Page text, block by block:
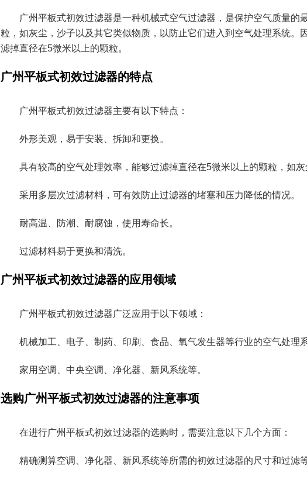
广州平板式初效过滤器是一种机械式空气过滤器，是保护空气质量
粒，如灰尘，沙子以及其它类似物质，以防止它们进入到空气处理系统。
滤掉直径在5微米以上的颗粒。
广州平板式初效过滤器的特点
广州平板式初效过滤器主要有以下特点：
外形美观，易于安装、拆卸和更换。
具有较高的空气处理效率，能够过滤掉直径在5微米以上的颗粒，如灰
采用多层次过滤材料，可有效防止过滤器的堵塞和压力降低的情况。
耐高温、防潮、耐腐蚀，使用寿命长。
过滤材料易于更换和清洗。
广州平板式初效过滤器的应用领域
广州平板式初效过滤器广泛应用于以下领域：
机械加工、电子、制药、印刷、食品、氧气发生器等行业的空气处理系
家用空调、中央空调、净化器、新风系统等。
选购广州平板式初效过滤器的注意事项
在进行广州平板式初效过滤器的选购时，需要注意以下几个方面：
精确测算空调、净化器、新风系统等所需的初效过滤器的尺寸和过滤等